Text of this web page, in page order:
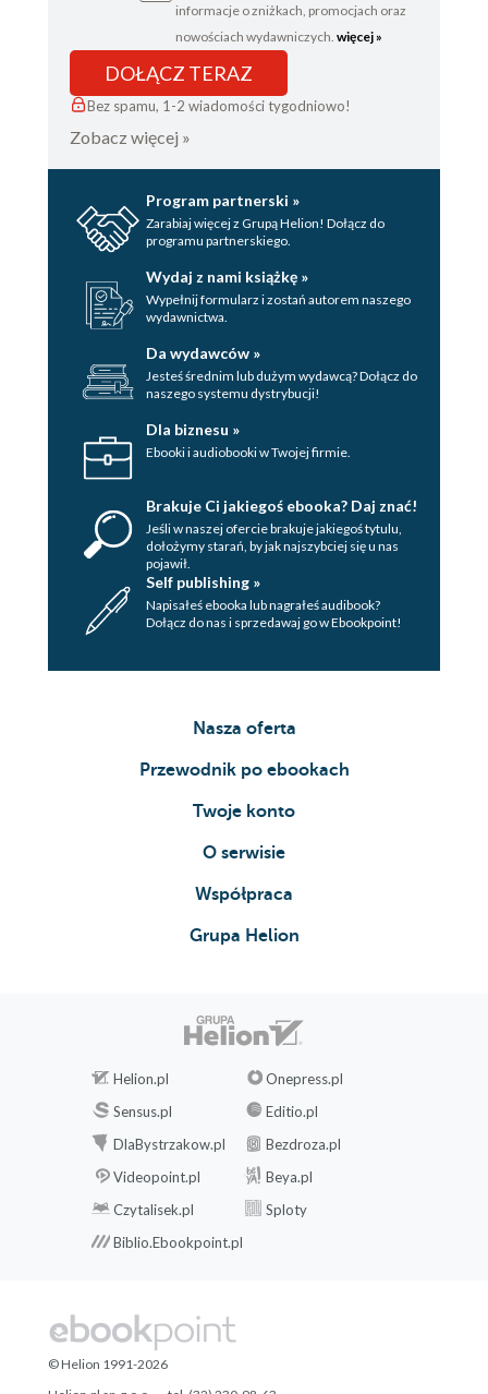
informacje o zniżkach, promocjach oraz
nowościach wydawniczych. więcej »
DOŁĄCZ TERAZ
Bez spamu, 1-2 wiadomości tygodniowo!
Zobacz więcej »
Program partnerski »
Zarabiaj więcej z Grupą Helion! Dołącz do
programu partnerskiego.
Wydaj z nami książkę »
Wypełnij formularz i zostań autorem naszego
wydawnictwa.
Da wydawców »
Jesteś średnim lub dużym wydawcą? Dołącz do
naszego systemu dystrybucji!
Dla biznesu »
Ebooki i audiobooki w Twojej firmie.
Brakuje Ci jakiegoś ebooka? Daj znać!
Jeśli w naszej ofercie brakuje jakiegoś tytulu,
dołożymy starań, by jak najszybciej się u nas
pojawił.
Self publishing »
Napisałeś ebooka lub nagrałeś audibook?
Dołącz do nas i sprzedawaj go w Ebookpoint!
Nasza oferta
Przewodnik po ebookach
Twoje konto
O serwisie
Współpraca
Grupa Helion
Helion.pl
Onepress.pl
Sensus.pl
Editio.pl
DlaBystrzakow.pl
Bezdroza.pl
Videopoint.pl
Beya.pl
Czytalisek.pl
Sploty
Biblio.Ebookpoint.pl
© Helion 1991-2026